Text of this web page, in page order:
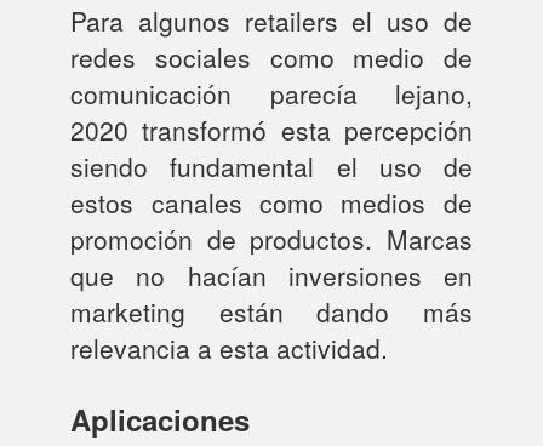
Para algunos retailers el uso de
redes sociales como medio de
comunicación parecía lejano,
2020 transformó esta percepción
siendo fundamental el uso de
estos canales como medios de
promoción de productos. Marcas
que no hacían inversiones en
marketing están dando más
relevancia a esta actividad.
Aplicaciones